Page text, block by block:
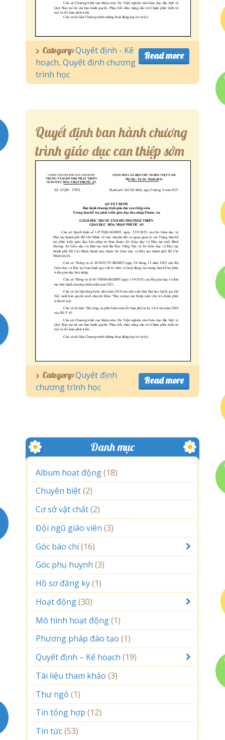
Read more
Category:Quyết định - Kế
hoạch, Quyết định chương
trình học
Quyết định ban hành chương
trình giáo dục can thiệp sớm
Read more
Category:Quyết định
chương trình học
Danh mục
Album hoạt động(18)
Chuyên biệt(2)
Cơ sở vật chất(2)
Đội ngũ giáo viên (3)
Góc báo chí(16)
Góc phụ huynh (3)
Hồ sơ đăng ky(1)
Hoạt động(30)
Mô hình hoạt động(1)
Phương pháp đào tạo (1)
Quyết định – Kế hoạch (19)
Tài liệu tham khảo (3)
Thư ngỏ (1)
Tin tổng hợp (12)
Tin tức(53)